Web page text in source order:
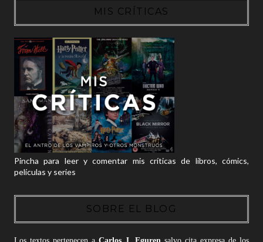
MIS CRÍTICAS
Pincha para leer y comentar mis críticas de libros, cómics,
películas y series
SOBRE EL BLOG